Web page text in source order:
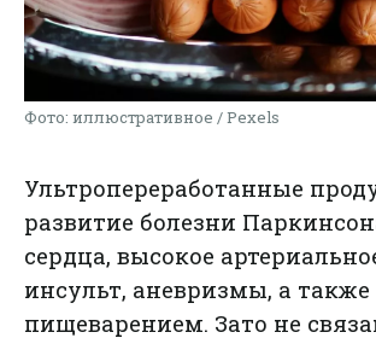
Фото: иллюстративное / Pexels
Ультропереработанные
развитие болезни
сердца, высокое
инсульт, аневризмы, а
пищеварением. Зато не